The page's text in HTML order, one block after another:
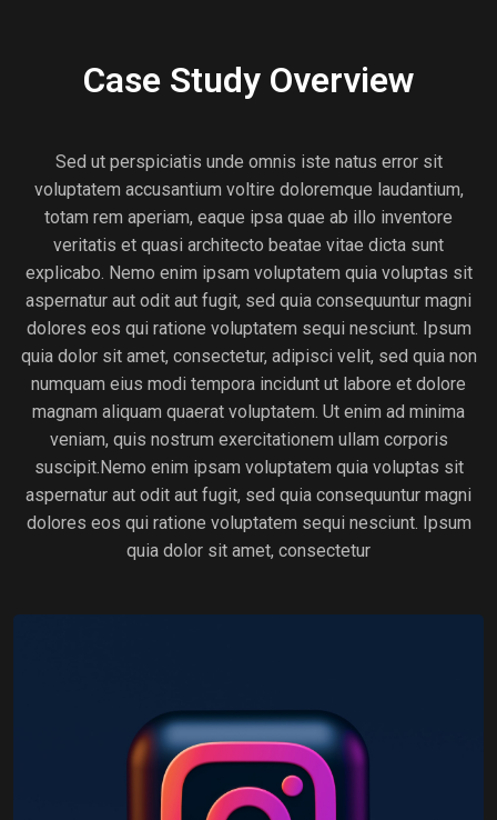
Case Study Overview
Sed ut perspiciatis unde omnis iste natus error sit
voluptatem accusantium voltire doloremque laudantium,
totam rem aperiam, eaque ipsa quae ab illo inventore
veritatis et quasi architecto beatae vitae dicta sunt
explicabo. Nemo enim ipsam voluptatem quia voluptas sit
aspernatur aut odit aut fugit, sed quia consequuntur magni
dolores eos qui ratione voluptatem sequi nesciunt. Ipsum
quia dolor sit amet, consectetur, adipisci velit, sed quia non
numquam eius modi tempora incidunt ut labore et dolore
magnam aliquam quaerat voluptatem. Ut enim ad minima
veniam, quis nostrum exercitationem ullam corporis
suscipit.Nemo enim ipsam voluptatem quia voluptas sit
aspernatur aut odit aut fugit, sed quia consequuntur magni
dolores eos qui ratione voluptatem sequi nesciunt. Ipsum
quia dolor sit amet, consectetur